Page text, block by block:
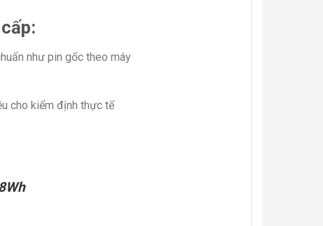
như pin gốc theo máy
cho kiểm định thực tế